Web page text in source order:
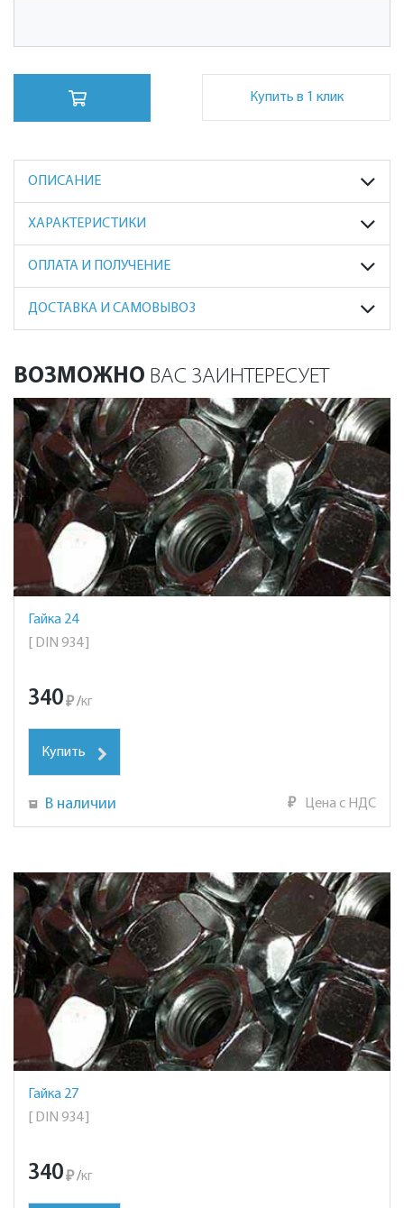
Купить в 1 клик
ОПИСАНИЕ
ХАРАКТЕРИСТИКИ
ОПЛАТА И ПОЛУЧЕНИЕ
ДОСТАВКА И САМОВЫВОЗ
ВОЗМОЖНО ВАС ЗАИНТЕРЕСУЕТ
Гайка 24
[ DIN 934 ]
340₽ /кг
Купить
В наличии ₽ Цена с НДС
Гайка 27
[ DIN 934 ]
340₽ /кг